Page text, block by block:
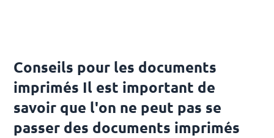
Conseils pour les documents
imprimés Il est important de
savoir que l'on ne peut pas se
passer des documents imprimés